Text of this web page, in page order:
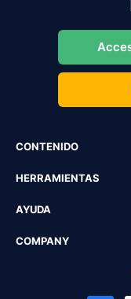
CONTENIDO
HERRAMIENTAS
AYUDA
COMPANY